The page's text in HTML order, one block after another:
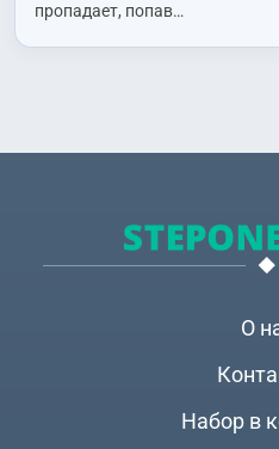
Рёсукэ (Sota Ryosuke)
Хираива Ками (Hiraiwa Kami),
пропадает, попав…
О
Набор в